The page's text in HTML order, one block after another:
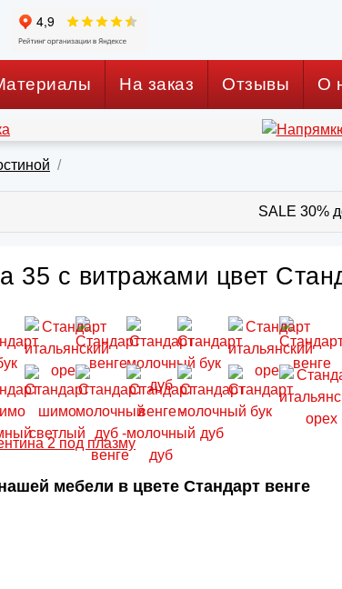
На заказ Отзывы О
SALE 30%
35 с витражами цвет
мебели в цвете Стандарт венге